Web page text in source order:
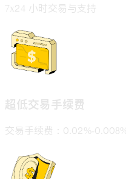
7x24 小时交易与支持
超低交易手续费
交易手续费：0.02%-0.008%